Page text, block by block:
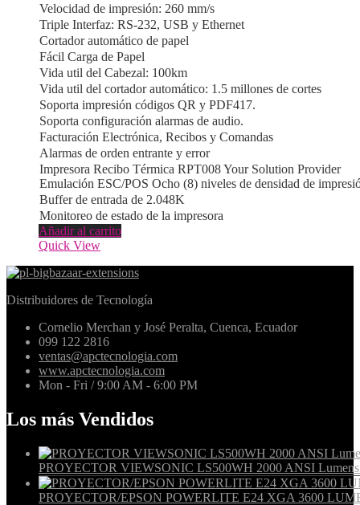
Velocidad de impresión: 260 mm/s
Triple Interfaz: RS-232, USB y Ethernet
Cortador automático de papel
Fácil Carga de Papel
Vida util del Cabezal: 100km
Vida util del cortador automático: 1.5 millones de cortes
Soporta impresión códigos QR y PDF417.
Soporta configuración alarmas de audio.
Facturación Electrónica, Recibos y Comandas
Alarmas de orden entrante y error
Impresora Recibo Térmica RPT008 Your Solution Provider
Emulación ESC/POS Ocho (8) niveles de densidad de
Buffer de entrada de 2.048K
Monitoreo de estado de la impresora
Añadir al carrito
Quick View
Distribuidores de Tecnología
Cornelio Merchan y José Peralta, Cuenca, Ecuador
099 122 2816
ventas@apctecnologia.com
www.apctecnologia.com
Mon - Fri / 9:00 AM - 6:00 PM
Los más Vendidos
PROYECTOR VIEWSONIC LS500WH 2000 ANSI
PROYECTOR/EPSON POWERLITE E24 XGA 3600